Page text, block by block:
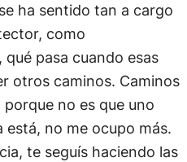
ha sentido tan a cargo
como
pasa cuando esas
otros caminos. Caminos
no es que uno
no me ocupo más.
te seguís haciendo las